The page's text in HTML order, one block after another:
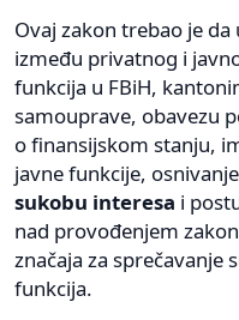
Ovaj zakon trebao je
između privatnog i
funkcija u FBiH,
samouprave, obavezu
o finansijskom stanju,
javne funkcije, osnivanje
sukobu interesa i
nad provođenjem
značaja za sprečavanje
funkcija.